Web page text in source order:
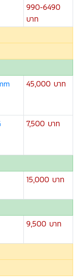
990-6490
บาท
45,000 บาท
7,500 บาท
15,000 บาท
9,500 บาท